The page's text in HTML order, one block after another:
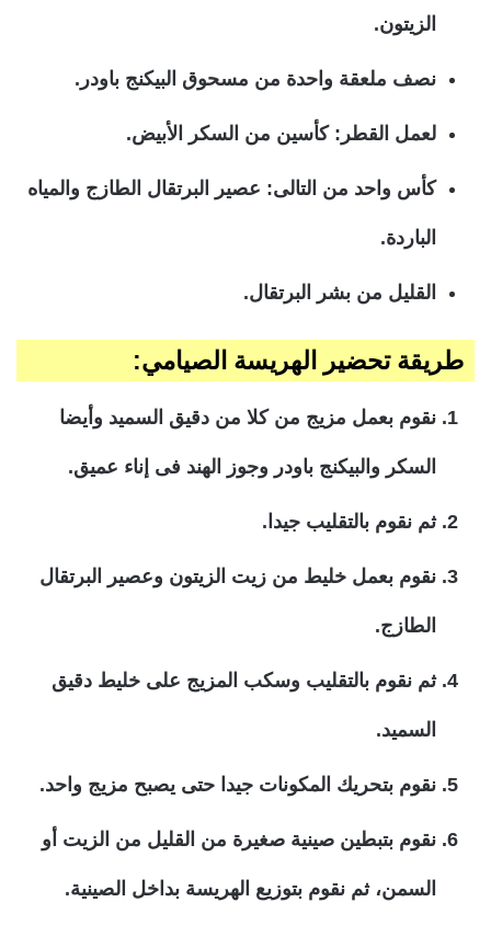
الزيتون.
نصف ملعقة واحدة من مسحوق البيكنج باودر.
لعمل القطر : كأسين من السكر الأبيض.
كأس واحد من التالى: عصير البرتقال الطازج والمياه
الباردة.
القليل من بشر البرتقال.
طريقة تحضير الهريسة الصيامي:
نقوم بعمل مزيج من كلا من دقيق السميد وأيضا
السكر والبيكنج باودر وجوز الهند فى إناء عميق.
ثم نقوم بالتقليب جيدا.
نقوم بعمل خليط من زيت الزيتون وعصير البرتقال
الطازج.
ثم نقوم بالتقليب وسكب المزيج على خليط دقيق
السميد.
نقوم بتحريك المكونات جيدا حتى يصبح مزيج واحد.
نقوم بتبطين صينية صغيرة من القليل من الزيت أو
السمن، ثم نقوم بتوزيع الهريسة بداخل الصينية.